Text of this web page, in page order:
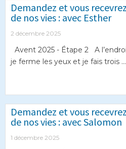
Demandez et vous
de nos vies : avec Esther
2 décembre 2025
Avent 2025 - Étape 2 A
je ferme les yeux et je fais trois ...
Demandez et vous
de nos vies : avec Salomon
1 décembre 2025